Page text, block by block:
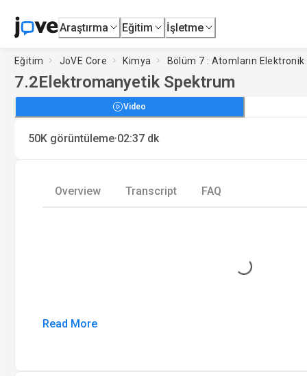
Araştırma Eğitim İşletme
Eğitim JoVE Core Kimya Bölüm 7 : Atomların Elektronik
7.2Elektromanyetik Spektrum
Video
50K görüntüleme·02:37 dk
Overview Transcript FAQ
Loading...
Read More